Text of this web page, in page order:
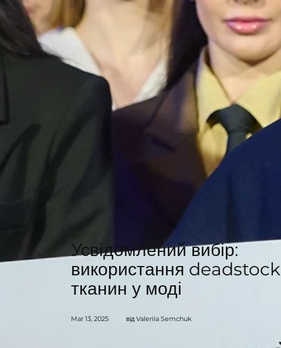
Усвідомлений вибір:
використання deadstock
тканин у моді
Mar 13, 2025 від Valeriia Semchuk